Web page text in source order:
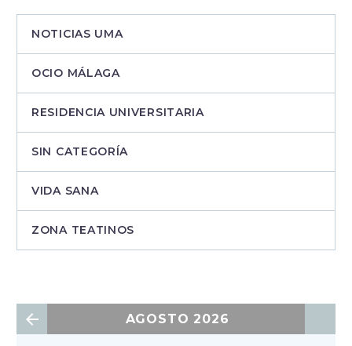
NOTICIAS UMA
OCIO MÁLAGA
RESIDENCIA UNIVERSITARIA
SIN CATEGORÍA
VIDA SANA
ZONA TEATINOS
AGOSTO 2026